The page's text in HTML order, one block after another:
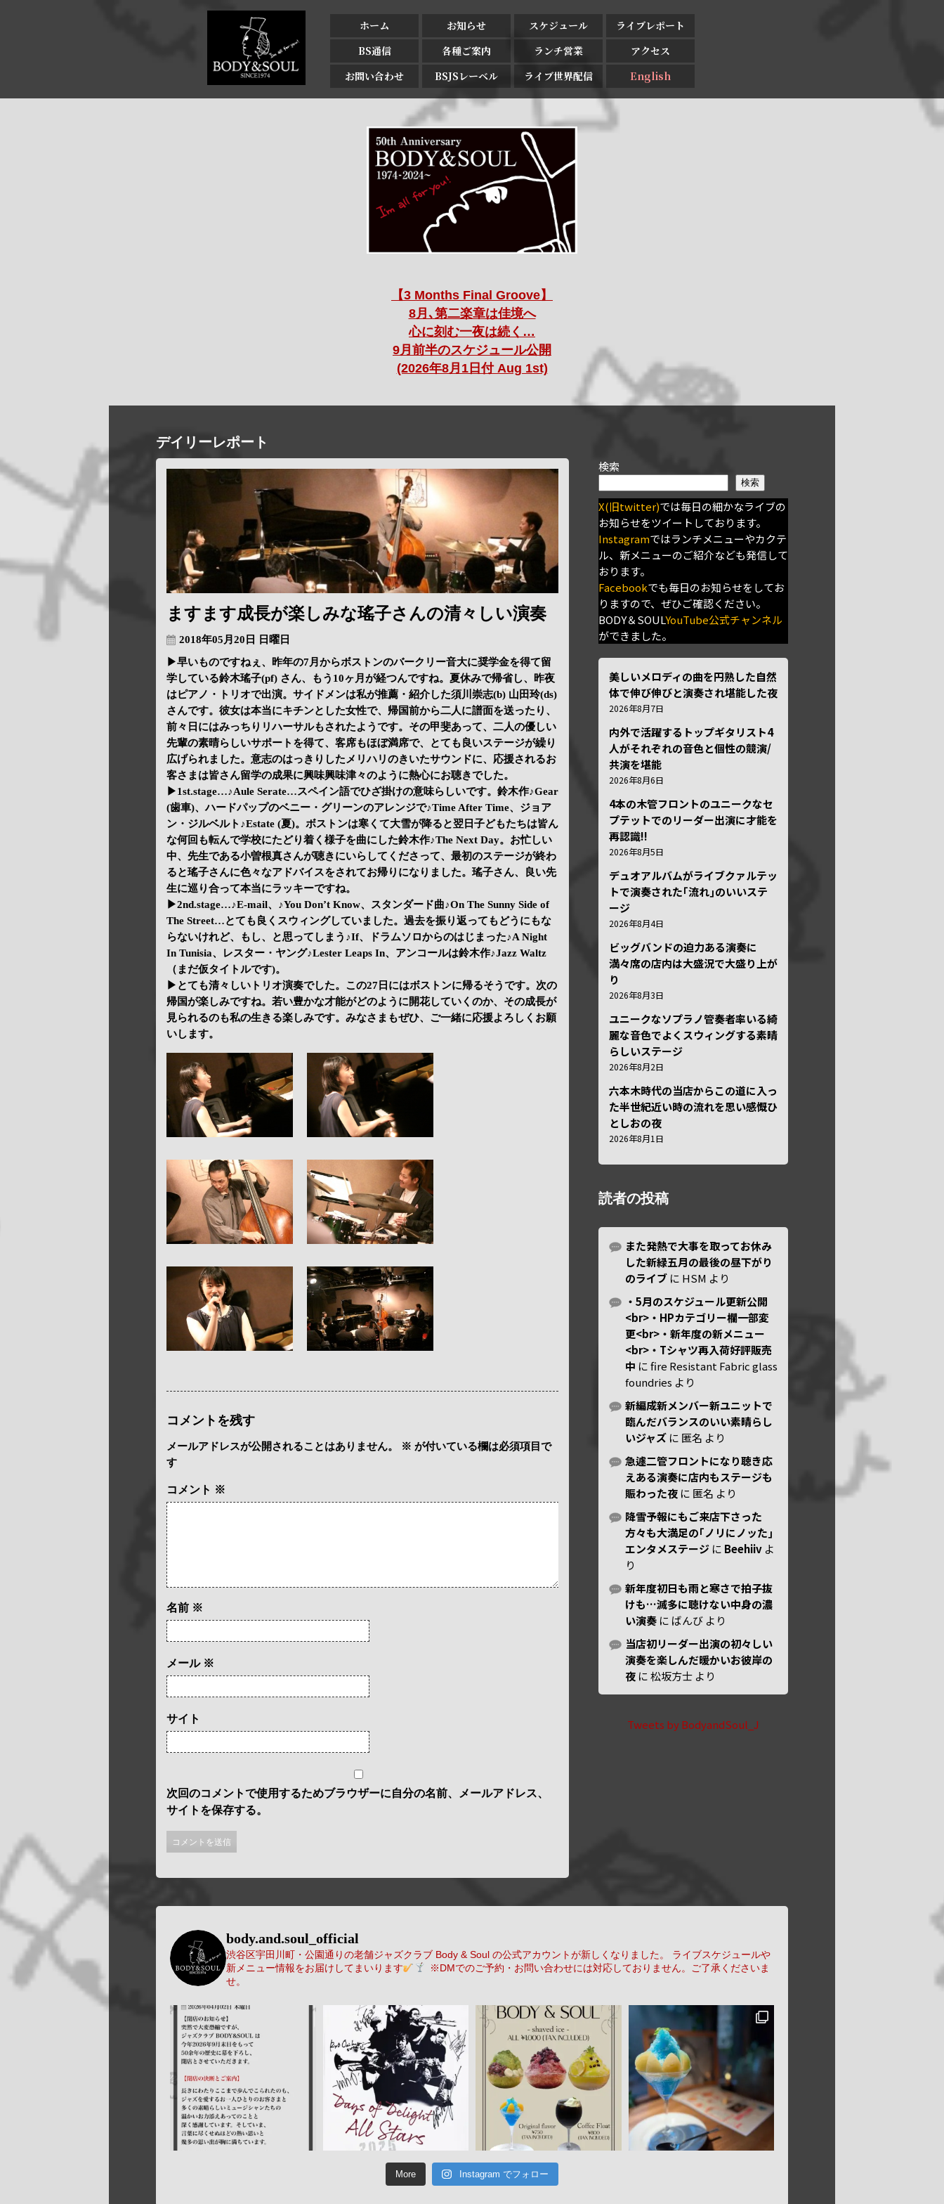
ホーム お知らせ スケジュール
ライブレポート
BS通信
各種ご案内 ランチ営業
アクセス
お問い合わせ
BSJSレーベル ライブ世界配信 English
【3 Months Final Groove】
8月､第二楽章は佳境へ
心に刻む一夜は続く…
9月前半のスケジュール公開
(2026年8月1日付 Aug 1st)
デイリーレポート
ますます成長が楽しみな瑤子さんの清々しい演奏
2018年05月20日 日曜日
▶早いものですねぇ、昨年の7月からボストンのバークリー音大に奨学金を得て留
学している鈴木瑤子(pf) さん、もう10ヶ月が経つんですね。夏休みで帰省し、昨夜
はピアノ・トリオで出演。サイドメンは私が推薦・紹介した須川崇志(b) 山田玲(ds)
さんです。彼女は本当にキチンとした女性で、帰国前から二人に譜面を送ったり、
前々日にはみっちりリハーサルもされたようです。その甲斐あって、二人の優しい
先輩の素晴らしいサポートを得て、客席もほぼ満席で、とても良いステージが繰り
広げられました。意志のはっきりしたメリハリのきいたサウンドに、応援されるお
客さまは皆さん留学の成果に興味興味津々のように熱心にお聴きでした。
▶1st.stage…♪Aule Serate…スペイン語でひざ掛けの意味らしいです。鈴木作♪Gear
(歯車)、ハードパップのベニー・グリーンのアレンジで♪Time After Time、ジョア
ン・ジルベルト♪Estate (夏)。ボストンは寒くて大雪が降ると翌日子どもたちは皆ん
な何回も転んで学校にたどり着く様子を曲にした鈴木作♪The Next Day。お忙しい
中、先生である小曽根真さんが聴きにいらしてくださって、最初のステージが終わ
ると瑤子さんに色々なアドバイスをされてお帰りになりました。瑤子さん、良い先
生に巡り合って本当にラッキーですね。
▶2nd.stage…♪E-mail、♪You Don’t Know、スタンダード曲♪On The Sunny Side of
The Street…とても良くスウィングしていました。過去を振り返ってもどうにもな
らないけれど、もし、と思ってしまう♪If、ドラムソロからのはじまった♪A Night
In Tunisia、レスター・ヤング♪Lester Leaps In、アンコールは鈴木作♪Jazz Waltz
（まだ仮タイトルです)。
▶とても清々しいトリオ演奏でした。この27日にはボストンに帰るそうです。次の
帰国が楽しみですね。若い豊かな才能がどのように開花していくのか、その成長が
見られるのも私の生きる楽しみです。みなさまもぜひ、ご一緒に応援よろしくお願
いします。
コメントを残す
メールアドレスが公開されることはありません。 ※ が付いている欄は必須項目で
す
コメント ※
名前 ※
メール ※
サイト
次回のコメントで使用するためブラウザーに自分の名前、メールアドレス、
サイトを保存する。
検索
検索
X(旧twitter)では毎日の細かなライブの
お知らせをツイートしております。
Instagramではランチメニューやカクテ
ル、新メニューのご紹介なども発信して
おります。
Facebookでも毎日のお知らせをしてお
りますので、ぜひご確認ください。
BODY＆SOULYouTube公式チャンネル
ができました。
美しいメロディの曲を円熟した自然
体で伸び伸びと演奏され堪能した夜
2026年8月7日
内外で活躍するトップギタリスト4
人がそれぞれの音色と個性の競演/
共演を堪能
2026年8月6日
4本の木管フロントのユニークなセ
プテットでのリーダー出演に才能を
再認識!!
2026年8月5日
デュオアルバムがライブクァルテッ
トで演奏された｢流れ｣のいいステ
ージ
2026年8月4日
ビッグバンドの迫力ある演奏に
満々席の店内は大盛況で大盛り上が
り
2026年8月3日
ユニークなソプラノ管奏者率いる綺
麗な音色でよくスウィングする素晴
らしいステージ
2026年8月2日
六本木時代の当店からこの道に入っ
た半世紀近い時の流れを思い感慨ひ
としおの夜
2026年8月1日
読者の投稿
また発熱で大事を取ってお休み
した新緑五月の最後の昼下がり
のライブ に HSM より
・5月のスケジュール更新公開
<br>・HPカテゴリー欄一部変
更<br>・新年度の新メニュー
<br>・Tシャツ再入荷好評販売
中 にfire Resistant Fabric glass
foundries より
新編成新メンバー新ユニットで
臨んだバランスのいい素晴らし
いジャズ に 匿名 より
急遽二管フロントになり聴き応
えある演奏に店内もステージも
賑わった夜 に 匿名 より
降雪予報にもご来店下さった
方々も大満足の｢ノリにノッた｣
エンタメステージ に Beehiiv よ
り
新年度初日も雨と寒さで拍子抜
けも…滅多に聴けない中身の濃
い演奏 に ばんび より
当店初リーダー出演の初々しい
演奏を楽しんだ暖かいお彼岸の
夜 に松坂方士 より
Tweets by BodyandSoul_J
body.and.soul_official
渋谷区宇田川町・公園通りの老舗ジャズクラブ Body & Soul の公式アカウントが新しくなりました。
ライブスケジュールや
新メニュー情報をお届けしてまいります
※DMでのご予約・お問い合わせには対応しておりません。ご了承くださいま
せ。
More Instagram でフォロー